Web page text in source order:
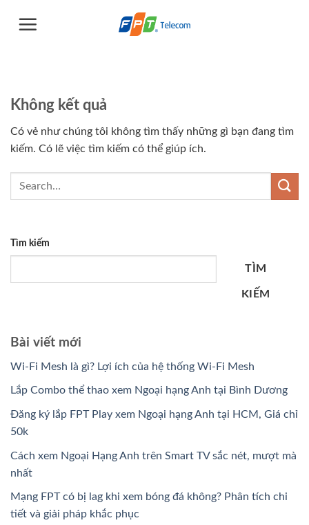
Không kết quả
Có vẻ như chúng tôi không tìm thấy những gì bạn đang tìm
kiếm. Có lẽ việc tìm kiếm có thể giúp ích.
Tìm kiếm
TÌM
KIẾM
Bài viết mới
Wi-Fi Mesh là gì? Lợi ích của hệ thống Wi-Fi Mesh
Lắp Combo thể thao xem Ngoại hạng Anh tại Bình Dương
Đăng ký lắp FPT Play xem Ngoại hạng Anh tại HCM, Giá chỉ
50k
Cách xem Ngoại Hạng Anh trên Smart TV sắc nét, mượt mà
nhất
Mạng FPT có bị lag khi xem bóng đá không? Phân tích chi
tiết và giải pháp khắc phục